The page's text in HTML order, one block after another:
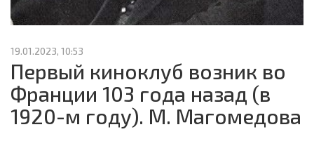
19.01.2023, 10:53
Первый киноклуб возник во
Франции 103 года назад (в
1920-м году). М. Магомедова